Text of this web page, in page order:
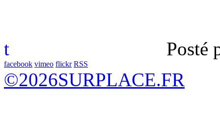
t Posté
facebook vimeo flickr RSS
©2026SURPLACE.FR